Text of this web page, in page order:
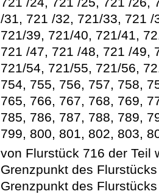
/31, 721 /32, 721/33, 721
721/39, 721/40, 721/41,
721 /47, 721 /48, 721 /49,
721/54, 721/55, 721/56,
754, 755, 756, 757, 758,
765, 766, 767, 768, 769,
785, 786, 787, 788, 789,
799, 800, 801, 802, 803,
von Flurstück 716 der Teil
Grenzpunkt des
Grenzpunkt des